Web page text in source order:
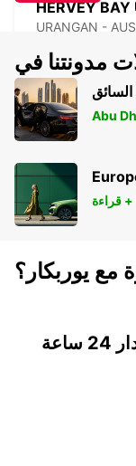
HERVEY BAY
URANGAN -
HERVEY BAY
HERVEY BAY -
مدونتنا في
Abu
قراءة +
مع يوربكار؟